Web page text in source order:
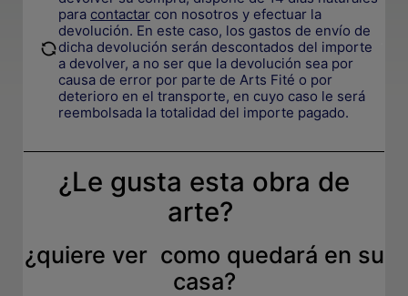
para contactar con nosotros y efectuar la
devolución. En este caso, los gastos de envío de
dicha devolución serán descontados del importe
a devolver, a no ser que la devolución sea por
causa de error por parte de Arts Fité o por
deterioro en el transporte, en cuyo caso le será
reembolsada la totalidad del importe pagado.
¿Le gusta esta obra de
arte?
¿quiere ver como quedará en su
casa?